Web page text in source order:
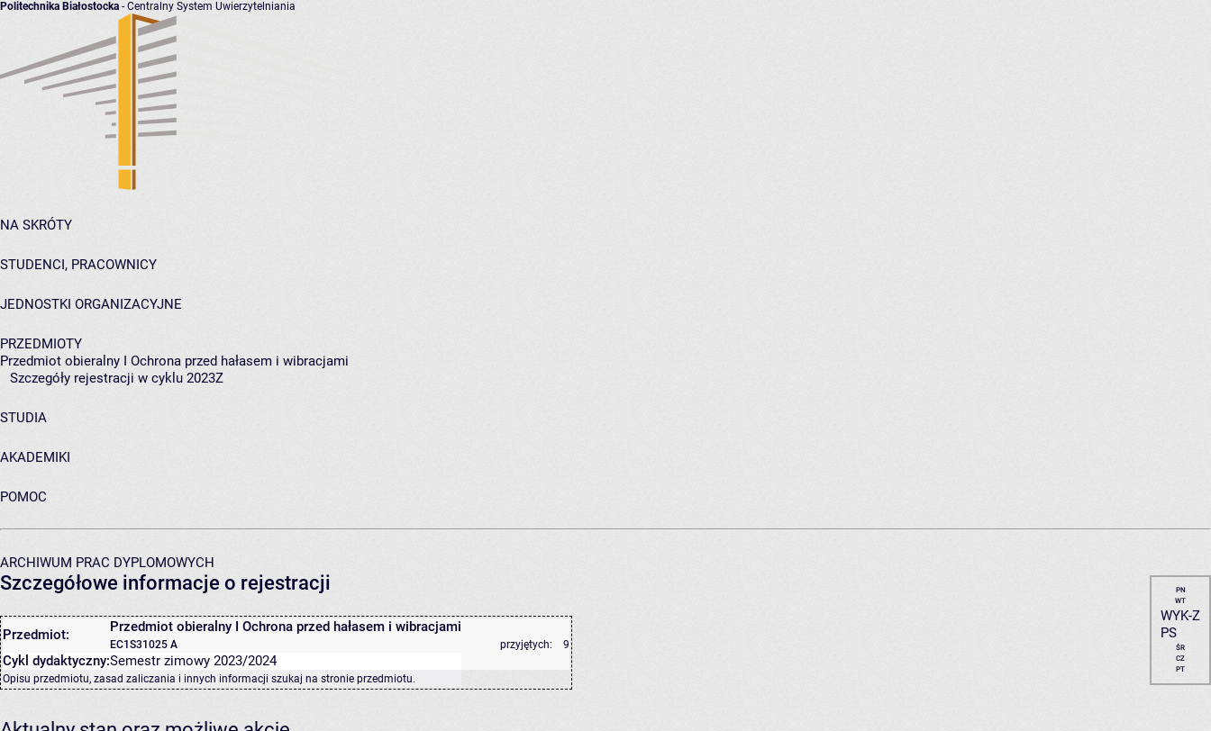
Politechnika Białostocka - Centralny System Uwierzytelniania
NA SKRÓTY
STUDENCI, PRACOWNICY
JEDNOSTKI ORGANIZACYJNE
PRZEDMIOTY
Przedmiot obieralny I Ochrona przed hałasem i wibracjami
Szczegóły rejestracji w cyklu 2023Z
STUDIA
AKADEMIKI
POMOC
ARCHIWUM PRAC DYPLOMOWYCH
Szczegółowe informacje o rejestracji
Przedmiot: Przedmiot obieralny I Ochrona przed hałasem i wibracjami
EC1S31025 A przyjętych: 9
Cykl dydaktyczny:Semestr zimowy 2023/2024
Opisu przedmiotu, zasad zaliczania i innych informacji szukaj na stronie przedmiotu.
PN
WT
WYK-Z
PS
ŚR
CZ
PT